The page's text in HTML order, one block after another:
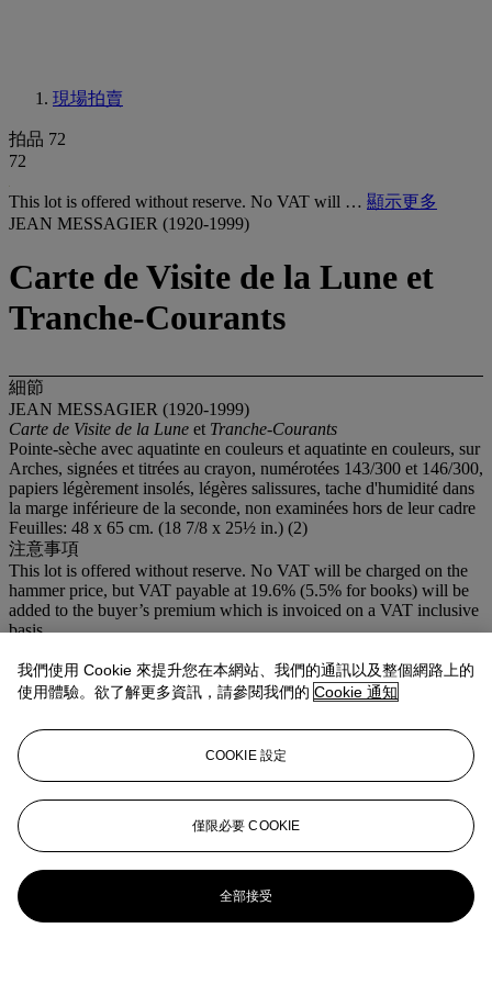
現場拍賣
拍品 72
72
This lot is offered without reserve. No VAT will … 顯示更多
JEAN MESSAGIER (1920-1999)
Carte de Visite de la Lune et
Tranche-Courants
細節
JEAN MESSAGIER (1920-1999)
Carte de Visite de la Lune et Tranche-Courants
Pointe-sèche avec aquatinte en couleurs et aquatinte en couleurs, sur
Arches, signées et titrées au crayon, numérotées 143/300 et 146/300,
papiers légèrement insolés, légères salissures, tache d'humidité dans
la marge inférieure de la seconde, non examinées hors de leur cadre
Feuilles: 48 x 65 cm. (18 7/8 x 25½ in.) (2)
注意事項
This lot is offered without reserve. No VAT will be charged on the
hammer price, but VAT payable at 19.6% (5.5% for books) will be
added to the buyer’s premium which is invoiced on a VAT inclusive
basis
A DRYPOINT WITH AQUATINT IN COLOURS AND AN
AQUATINT IN COLOURS BY JEAN MESSAGIER, SIGNED,
我們使用 Cookie 來提升您在本網站、我們的通訊以及整個網路上的
使用體驗。欲了解更多資訊，請參閱我們的 Cookie 通知
COOKIE 設定
僅限必要 COOKIE
全部接受